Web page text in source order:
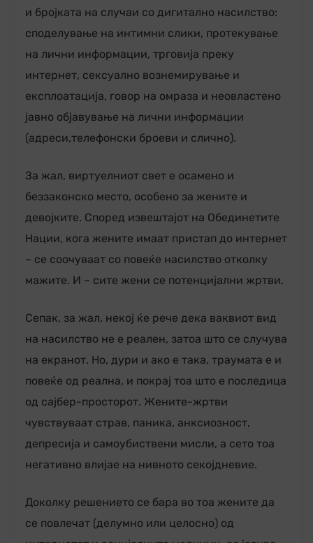
и бројката на случаи со дигитално насилство:
споделување на интимни слики, протекување
на лични информации, трговија преку
интернет, сексуално вознемирување и
експлоатација, говор на омраза и неовластено
јавно објавување на лични информации
(адреси,телефонски броеви и слично).
За жал, виртуелниот свет е осамено и
беззаконско место, особено за жените и
девојките. Според извештајот на Обединетите
Нации, кога жените имаат пристап до интернет
– се соочуваат со повеќе насилство отколку
мажите. И – сите жени се потенцијални жртви.
Сепак, за жал, некој ќе рече дека ваквиот вид
на насилство не е реален, затоа што се случува
на екранот. Но, дури и ако е така, траумата е и
повеќе од реална, и покрај тоа што е последица
од сајбер-просторот. Жените-жртви
чувствуваат страв, паника, анксиозност,
депресија и самоубиствени мисли, а сето тоа
негативно влијае на нивното секојдневие.
Доколку решението се бара во тоа жените да
се повлечат (делумно или целосно) од